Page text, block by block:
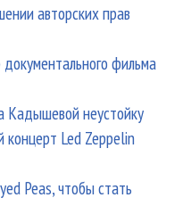
авторских прав
фильма
Кадышевой неустойку
концерт Led Zeppelin
Peas, чтобы стать